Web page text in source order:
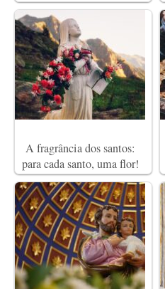
A fragrância dos santos:
para cada santo, uma flor!